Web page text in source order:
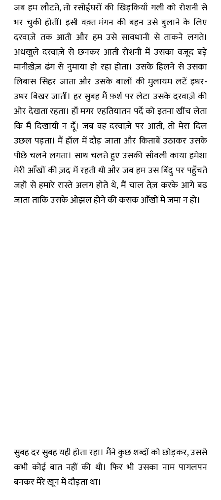
जब हम लौटते, तो रसोईघरों की खिड़कियाँ गली को रोशनी से
भर चुकी होतीं। इसी वक़्त मंगन की बहन उसे बुलाने के लिए
दरवाज़े तक आती और हम उसे सावधानी से ताकने लगते।
अधखुले दरवाज़े से छनकर आती रोशनी में उसका वजूद बड़े
मानीख़ेज़ ढंग से नुमाया हो रहा होता। उसके हिलने से उसका
लिबास सिहर जाता और उसके बालों की मुलायम लटें इधर-
उधर बिखर जातीं। हर सुबह मैं फ़र्श पर लेटा उसके दरवाज़े की
ओर देखता रहता। हाँ मगर एहतियातन पर्दे को इतना खींच लेता
कि मैं दिखायी न दूँ। जब वह दरवाज़े पर आती, तो मेरा दिल
उछल पड़ता। मैं हॉल में दौड़ जाता और किताबें उठाकर उसके
पीछे चलने लगता। साथ चलते हुए उसकी साँवली काया हमेशा
मेरी आँखों की ज़द में रहती थी और जब हम उस बिंदु पर पहुँचते
जहाँ से हमारे रास्ते अलग होते थे, मैं चाल तेज़ करके आगे बढ़
जाता ताकि उसके ओझल होने की कसक आँखों में जमा न हो।
सुबह दर सुबह यही होता रहा। मैंने कुछ शब्दों को छोड़कर, उससे
कभी कोई बात नहीं की थी। फिर भी उसका नाम पागलपन
बनकर मेरे ख़ून में दौड़ता था।